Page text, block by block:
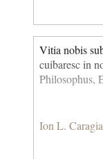
Vitia nobis
cuibaresc in
Philosophus,
Ion L.